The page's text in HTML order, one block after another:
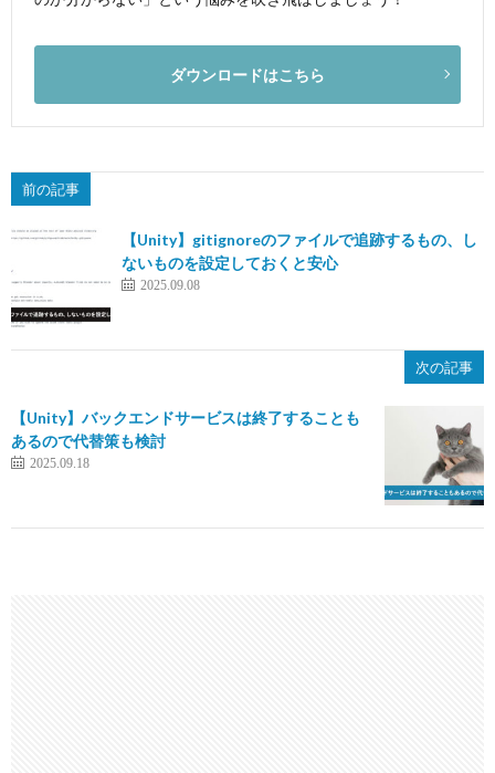
ダウンロードはこちら
前の記事
【Unity】gitignoreのファイルで追跡するもの、し
ないものを設定しておくと安心
2025.09.08
次の記事
【Unity】バックエンドサービスは終了することも
あるので代替策も検討
2025.09.18